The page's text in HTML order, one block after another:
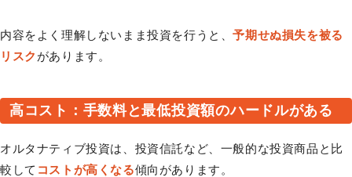
内容をよく理解しないまま投資を行うと、予期せぬ損失を被る
リスク があります。
高コスト：手数料と最低投資額のハードルがある
オルタナティブ投資は、投資信託など、一般的な投資商品と比
較して コストが高くなる傾向があります。